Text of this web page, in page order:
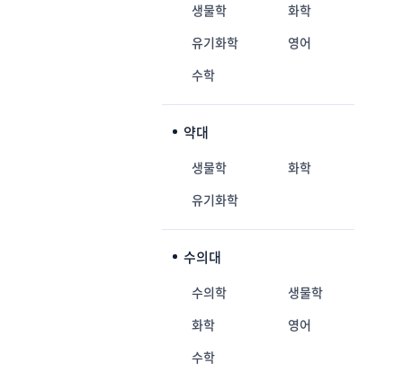
생물학
화학
유기화학
영어
수학
약대
생물학
화학
유기화학
수의대
수의학
생물학
화학
영어
수학